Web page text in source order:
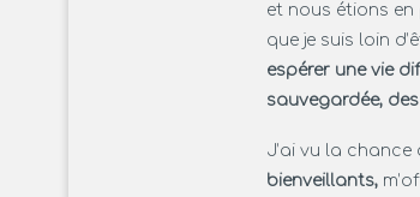
et nous étions en
que je suis loin
espérer une vie
sauvegardée,
J’ai vu la chance
bienveillants,